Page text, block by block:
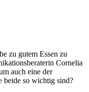
zu gutem Essen zu
Cornelia
auch eine der
beide so wichtig sind?